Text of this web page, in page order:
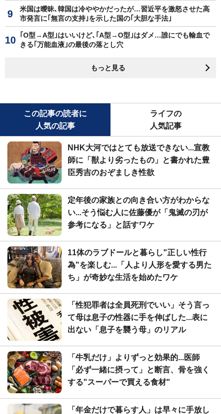
米国は曖昧､韓国は冷ややかだったが…習近平を激怒させた高
市発言に｢無言の支持｣を示した国の｢大胆な手法｣
｢O型→A型｣はいいけど､｢A型→O型｣はダメ…誰にでも輸血で
きる｢万能血液｣の最後の落とし穴
もっと見る
この記事の読者に
人気の記事
ライフの
人気記事
NHK大河ではとても放送できない...宣教
師に「獣より劣ったもの」と書かれた豊
臣秀吉のおぞましき性欲
定年後の家族との向き合い方がわからな
い...そう悩む人に佐藤優が「鬼滅の刃が
参考になる」と話すワケ
11体のラブドールと暮らし"正しい性行
為"を楽しむ...「人より人形を愛する男た
ち」が奇妙な生活を始めたワケ
「性犯罪者は全員死刑でいい」そう言っ
て母は息子の性器に手を伸ばした...表に
出ない「息子を襲う母」のリアル
「牛乳だけ」よりずっと効果的...医師
「必ず一緒に摂って」と断言、骨を強く
する"スーパーで買える食材"
「年金だけで暮らす人」は早々に手放し